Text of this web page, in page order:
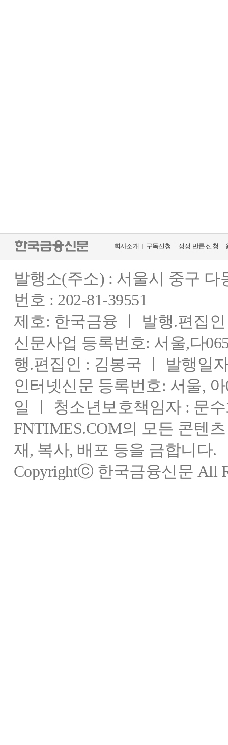
회사소개 구독신청 정정·반론 신청
발행소(주소) : 서울시 중구
번호 : 202-81-39551
제호: 한국금융 ㅣ 발행.편집
신문사업 등록번호: 서울,다
행.편집인 : 김봉국 ㅣ 발행일
인터넷신문 등록번호: 서울,
일 ㅣ 청소년보호책임자 : 문
FNTIMES.COM의 모든 콘텐
재, 복사, 배포 등을 금합니다.
Copyrightⓒ 한국금융신문 All